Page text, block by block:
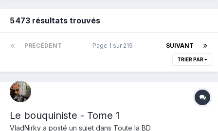
5 473 résultats trouvés
PRÉCÉDENT SUIVANT
Page 1 sur 219
TRIER PAR
Le bouquiniste - Tome 1
VladNirky a posté un sujet dans Toute la BD